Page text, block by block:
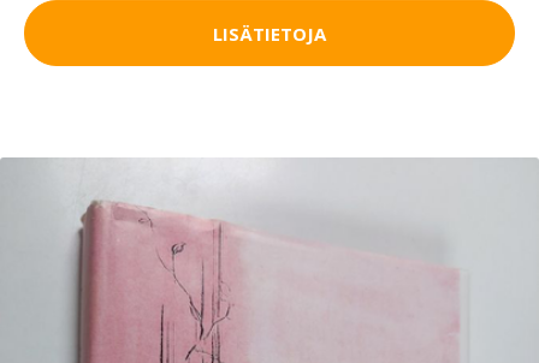
LISÄTIETOJA